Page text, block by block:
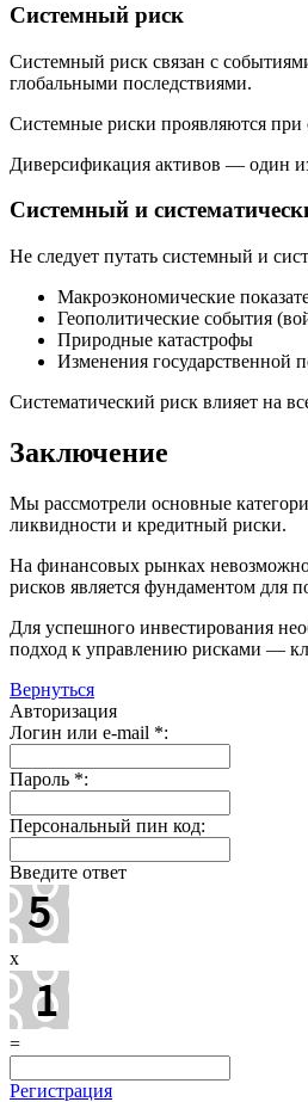
Системный риск
Системный риск связан с
глобальными последствиями.
Системные риски проявляются при
Диверсификация активов — один
Системный и
Не следует путать системный и
Макроэкономические
Геополитические события
Природные катастрофы
Изменения государственной
Систематический риск влияет на
Заключение
Мы рассмотрели основные
ликвидности и кредитный риски.
На финансовых рынках
рисков является фундаментом для
Для успешного инвестирования
подход к управлению рисками —
Вернуться
Авторизация
Логин или e-mail *:
Пароль *:
Персональный пин код:
Введите ответ
x
=
Регистрация